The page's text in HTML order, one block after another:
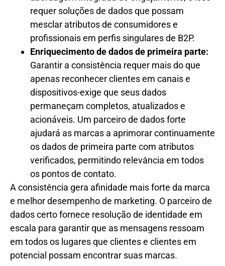
requer soluções de dados que possam
mesclar atributos de consumidores e
profissionais em perfis singulares de B2P.
Enriquecimento de dados de primeira parte:
Garantir a consistência requer mais do que
apenas reconhecer clientes em canais e
dispositivos-exige que seus dados
permaneçam completos, atualizados e
acionáveis. Um parceiro de dados forte
ajudará as marcas a aprimorar continuamente
os dados de primeira parte com atributos
verificados, permitindo relevância em todos
os pontos de contato.
A consistência gera afinidade mais forte da marca
e melhor desempenho de marketing. O parceiro de
dados certo fornece resolução de identidade em
escala para garantir que as mensagens ressoam
em todos os lugares que clientes e clientes em
potencial possam encontrar suas marcas.